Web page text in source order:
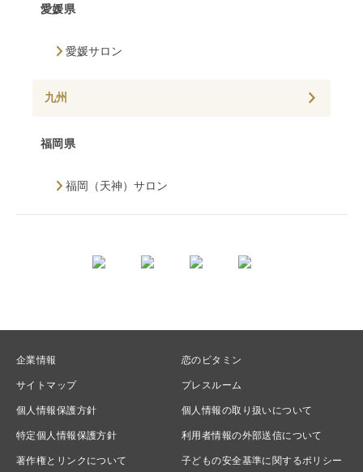
愛媛県
愛媛サロン
九州
福岡県
福岡（天神）サロン
企業情報 恋のビタミン
サイトマップ プレスルーム
個人情報保護方針 個人情報の取り扱いについて
特定個人情報保護方針 利用者情報の外部送信について
著作権とリンクについて 子どもの安全基準に関するポリシー